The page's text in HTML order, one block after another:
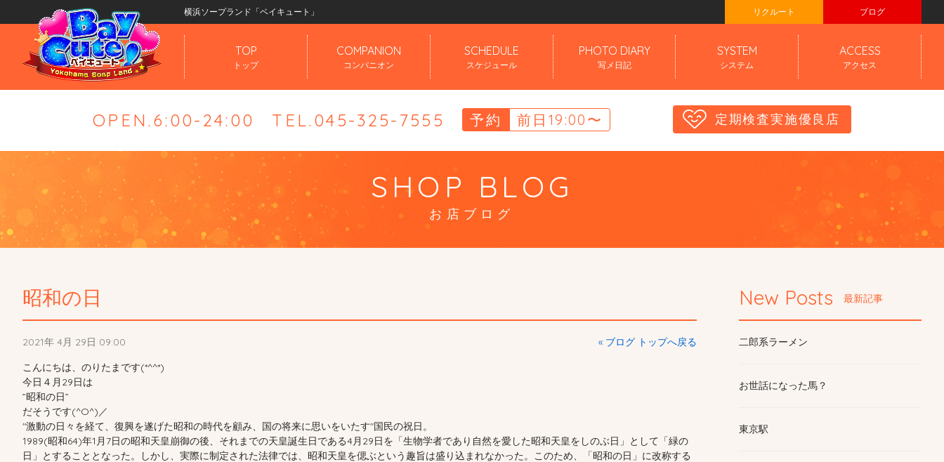
横浜ソープランド「ベイキュート」 リクルート ブログ
TOP
トップ
COMPANION
コンパニオン
SCHEDULE
スケジュール
PHOTO DIARY
写メ日記
SYSTEM
システム
ACCESS
アクセス
OPEN.6:00-24:00 TEL.045-325-7555 予約 前日19:00〜 定期検査実施優良店
SHOP BLOG
お店ブログ
昭和の日
2021年 4月 29日 09:00
« ブログ トップへ戻る
こんにちは、のりたまです(*^^*)
今日４月29日は
”昭和の日”
だそうです(^O^)／
激動の日々を経て、復興を遂げた昭和の時代を顧み、国の将来に思いをいたす 国民の祝日。
1989(昭和64)年1月7日の昭和天皇崩御の後、それまでの天皇誕生日である4月29日を「生物学者であり自然を愛した昭和天皇をしのぶ日」として「緑の
日」とすることとなった。しかし、実際に制定された法律では、昭和天皇を偲ぶという趣旨は盛り込まれなかった。このため、「昭和の日」に改称する
New Posts 最新記事
二郎系ラーメン
お世話になった馬？
東京駅